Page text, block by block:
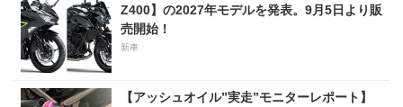
Z400】の2027年モデルを発表。9月5日より販
売開始！
新車
【アッシュオイル”実走”モニターレポート】